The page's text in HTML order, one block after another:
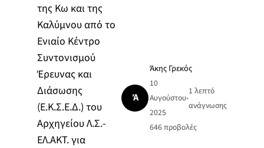
της Κω και της
Καλύμνου από το
Ενιαίο Κέντρο
Συντονισμού
Έρευνας και
Διάσωσης
(Ε.Κ.Σ.Ε.Δ.) του
Αρχηγείου Λ.Σ.-
ΕΛ.ΑΚΤ. για
Ά
Άκης Γρεκός
10
Αυγούστου
2025
•
1 λεπτό
ανάγνωσης
646προβολές